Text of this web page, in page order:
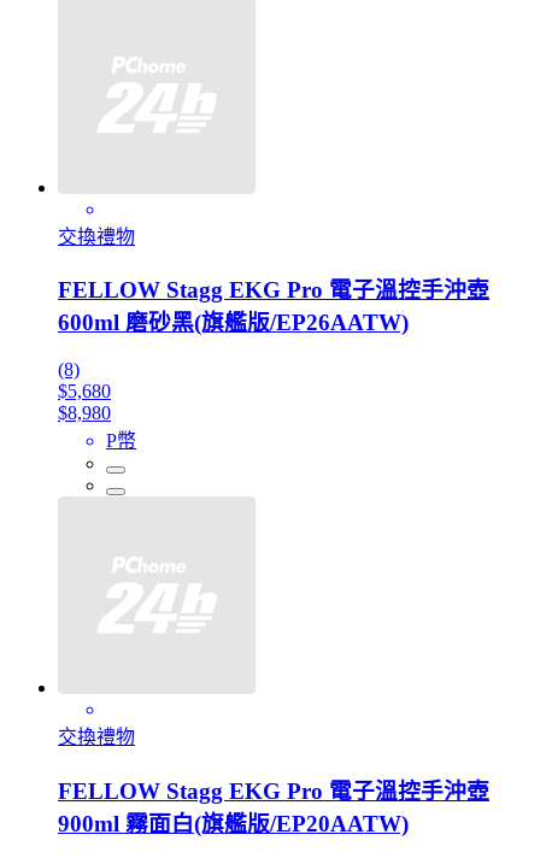
交換禮物
FELLOW Stagg EKG Pro 電子溫控手沖壺
600ml 磨砂黑(旗艦版/EP26AATW)
(8)
$5,680
$8,980
P幣
交換禮物
FELLOW Stagg EKG Pro 電子溫控手沖壺
900ml 霧面白(旗艦版/EP20AATW)